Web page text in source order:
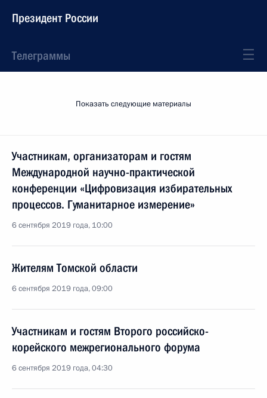
Президент России
Телеграммы
Показать следующие материалы
Участникам, организаторам и гостям
Международной научно-практической
конференции «Цифровизация избирательных
процессов. Гуманитарное измерение»
6 сентября 2019 года, 10:00
Жителям Томской области
6 сентября 2019 года, 09:00
Участникам и гостям Второго российско-
корейского межрегионального форума
6 сентября 2019 года, 04:30